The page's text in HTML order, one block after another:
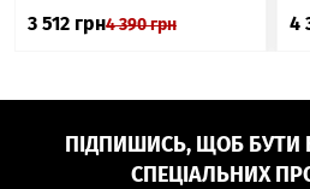
3 512 грн4 390грн 4
ПІДПИШИСЬ, ЩОБ БУТИ
СПЕЦІАЛЬНИХ